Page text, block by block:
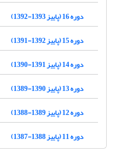
دوره 16 (پاییز 1393-1392)
دوره 15 (پاییز 1392-1391)
دوره 14 (پاییز 1391-1390)
دوره 13 (پاییز 1390-1389)
دوره 12 (پاییز 1389-1388)
دوره 11 (پاییز 1388-1387)